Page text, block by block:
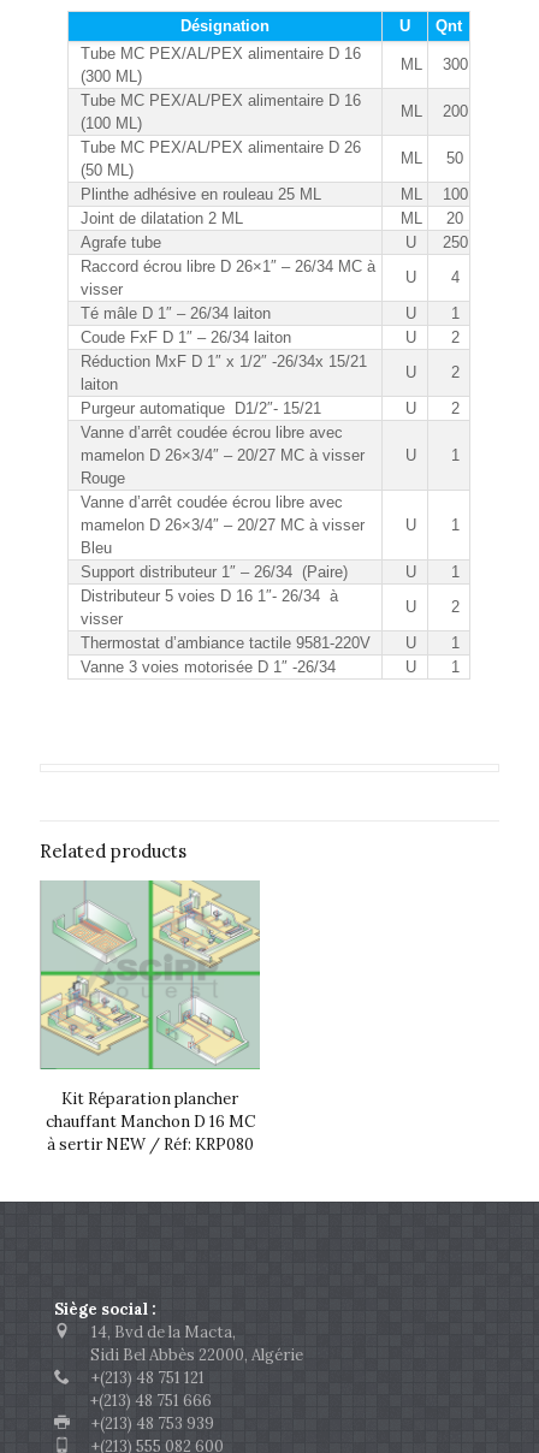
Désignation U
Qnt
Tube MC PEX/AL/PEX alimentaire D 16
(300 ML)
ML
300
Tube MC PEX/AL/PEX alimentaire D 16
(100 ML)
ML
200
Tube MC PEX/AL/PEX alimentaire D 26
(50 ML)
ML
50
Plinthe adhésive en rouleau 25 ML
ML
100
Joint de dilatation 2 ML
ML
20
Agrafe tube
U
250
Raccord écrou libre D 26×1″ – 26/34 MC à
visser
U
4
Té mâle D 1″ – 26/34 laiton
U
1
Coude FxF D 1″ – 26/34 laiton
U
2
Réduction MxF D 1″ x 1/2″ -26/34x 15/21
laiton
U
2
Purgeur automatique D1/2″- 15/21
U
2
Vanne d’arrêt coudée écrou libre avec
mamelon D 26×3/4″ – 20/27 MC à visser
Rouge
U 1
Vanne d’arrêt coudée écrou libre avec
mamelon D 26×3/4″ – 20/27 MC à visser
Bleu
U 1
Support distributeur 1″ – 26/34 (Paire) U
1
Distributeur 5 voies D 16 1″- 26/34 à
visser
U
2
Thermostat d’ambiance tactile 9581-220V
U
1
Vanne 3 voies motorisée D 1″ -26/34
U 1
Related products
Kit Réparation plancher
chauffant Manchon D 16 MC
à sertir NEW / Réf: KRP080
Siège social :
14, Bvd de la Macta,
Sidi Bel Abbès 22000, Algérie
+(213) 48 751 121
+(213) 48 751 666
+(213) 48 753 939
+(213) 555 082 600